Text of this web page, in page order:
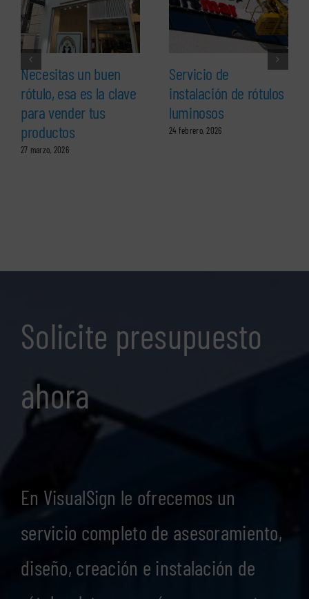
Necesitas un buen
rótulo, esa es la clave
para vender tus
productos
27 marzo, 2026
Servicio de
instalación de rótulos
luminosos
24 febrero, 2026
Solicite presupuesto
ahora
En VisualSign le ofrecemos un
servicio completo de asesoramiento,
diseño, creación e instalación de